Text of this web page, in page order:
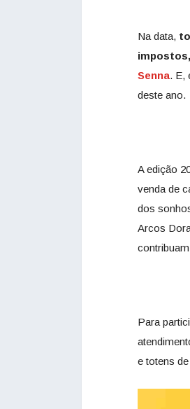
Na data,
Senna. E,
deste ano.
A edição
venda de
dos
Arcos
Para
e totens